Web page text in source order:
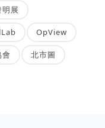
展
OpView
北市圖